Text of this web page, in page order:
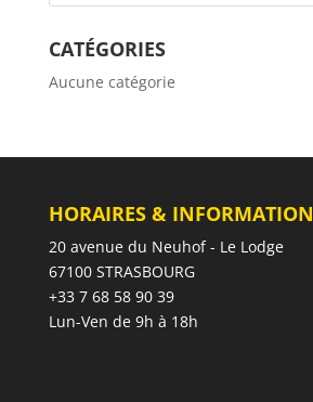
CATÉGORIES
Aucune catégorie
HORAIRES & INFORMATION
20 avenue du Neuhof - Le Lodge
67100 STRASBOURG
+33 7 68 58 90 39
Lun-Ven de 9h à 18h